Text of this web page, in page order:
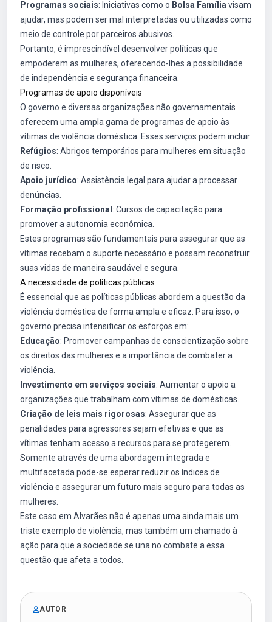
Programas sociais: Iniciativas como o Bolsa Família visam
ajudar, mas podem ser mal interpretadas ou utilizadas como
meio de controle por parceiros abusivos.
Portanto, é imprescindível desenvolver políticas que
empoderem as mulheres, oferecendo-lhes a possibilidade
de independência e segurança financeira.
Programas de apoio disponíveis
O governo e diversas organizações não governamentais
oferecem uma ampla gama de programas de apoio às
vítimas de violência doméstica. Esses serviços podem incluir:
Refúgios: Abrigos temporários para mulheres em situação
de risco.
Apoio jurídico: Assistência legal para ajudar a processar
denúncias.
Formação profissional : Cursos de capacitação para
promover a autonomia econômica.
Estes programas são fundamentais para assegurar que as
vítimas recebam o suporte necessário e possam reconstruir
suas vidas de maneira saudável e segura.
A necessidade de políticas públicas
É essencial que as políticas públicas abordem a questão da
violência doméstica de forma ampla e eficaz. Para isso, o
governo precisa intensificar os esforços em:
Educação: Promover campanhas de conscientização sobre
os direitos das mulheres e a importância de combater a
violência.
Investimento em serviços sociais: Aumentar o apoio a
organizações que trabalham com vítimas de domésticas.
Criação de leis mais rigorosas: Assegurar que as
penalidades para agressores sejam efetivas e que as
vítimas tenham acesso a recursos para se protegerem.
Somente através de uma abordagem integrada e
multifacetada pode-se esperar reduzir os índices de
violência e assegurar um futuro mais seguro para todas as
mulheres.
Este caso em Alvarães não é apenas uma ainda mais um
triste exemplo de violência, mas também um chamado à
ação para que a sociedade se una no combate a essa
questão que afeta a todos.
AUTOR